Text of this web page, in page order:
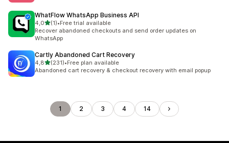
WhatFlow WhatsApp Business API
4,0z 5 hvězd
(1)
Celkový počet recenzí: 1
•Free trial available
Recover abandoned checkouts and send order updates on
WhatsApp
Cartly Abandoned Cart Recovery
4,8z 5 hvězd
(231)
Celkový počet recenzí: 231
•Free plan available
Abandoned cart recovery & checkout recovery with email popup
1 2 3 4 14